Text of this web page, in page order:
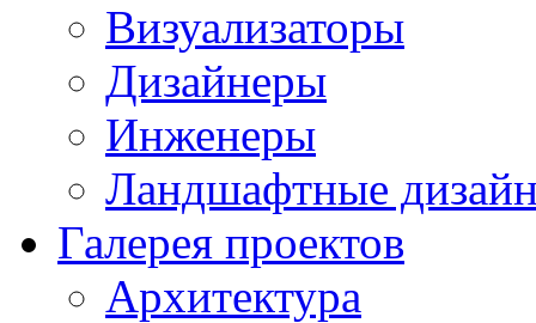
Визуализаторы
Дизайнеры
Инженеры
Ландшафтные
Галерея проектов
Архитектура